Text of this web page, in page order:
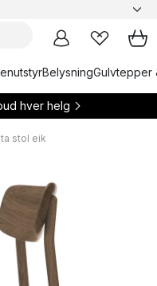
BelysningGulvtepper
hver helg
stol eik